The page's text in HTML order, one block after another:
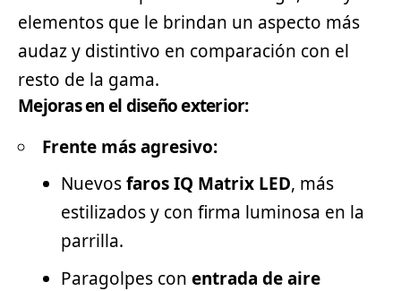
elementos que le brindan un aspecto más
audaz y distintivo en comparación con el
resto de la gama.
Mejoras en el diseño exterior:
Frente más agresivo:
Nuevosfaros IQ Matrix LED, más
estilizados y con firma luminosa en la
parrilla.
Paragolpes con entrada de aire